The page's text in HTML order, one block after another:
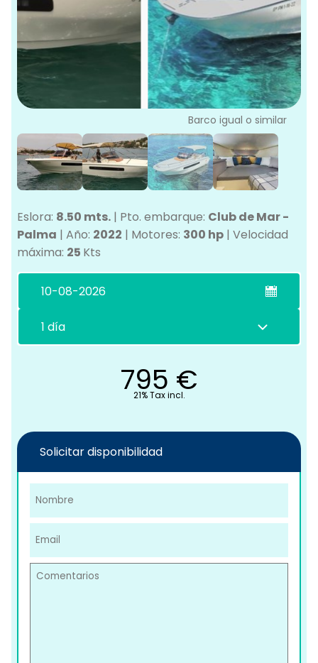
Barco igual o similar
Eslora: 8.50 mts. | Pto. embarque: Club de Mar -
Palma | Año: 2022 | Motores: 300 hp | Velocidad
máxima: 25 Kts
795 €
21% Tax incl.
Solicitar disponibilidad